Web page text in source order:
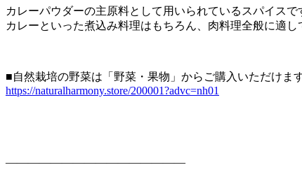
カレーパウダーの主原料として用いられているスパイス
カレーといった煮込み料理はもちろん、肉料理全般に適
■自然栽培の野菜は「野菜・果物」からご購入いただけます
https://naturalharmony.store/200001?advc=nh01
————————————————